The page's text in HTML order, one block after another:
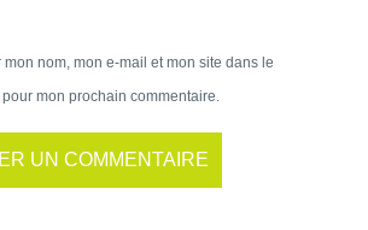
mon nom, mon e-mail et mon site dans le
mon prochain commentaire.